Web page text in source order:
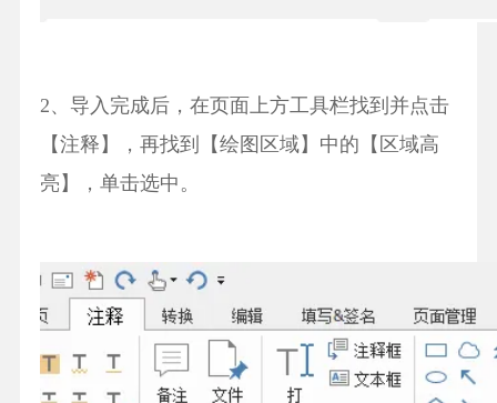
2、导入完成后，在页面上方工具栏找到并点击
【注释】，再找到【绘图区域】中的【区域高
亮】，单击选中。